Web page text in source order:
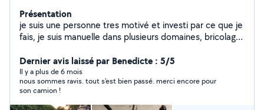
Présentation
je suis une personne tres motivé et investi par ce que je
fais, je suis manuelle dans plusieurs domaines, bricolage
pour tout type de travaux.
Dernier avis laissé par Benedicte : 5/5
Il y a plus de 6 mois
nous sommes ravis. tout s'est bien passé. merci encore pour
son camion !